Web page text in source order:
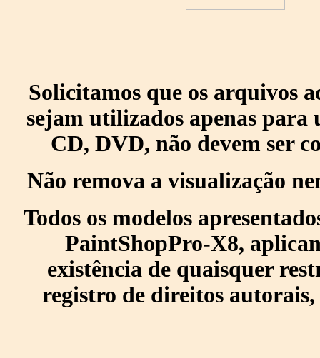
Solicitamos que os arquivos
sejam utilizados apenas para
CD, DVD, não devem ser
Não remova a visualização
Todos os modelos
PaintShopPro-X8,
existência de quaisquer
registro de direitos